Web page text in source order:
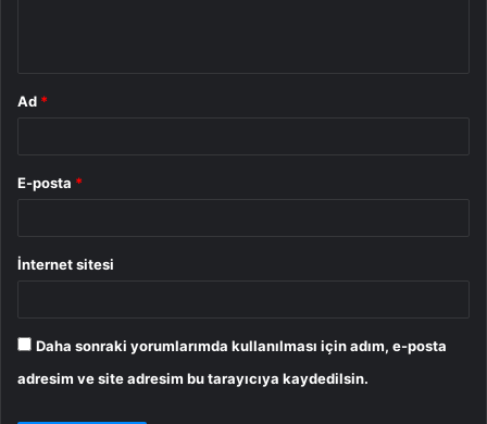
Ad *
E-posta *
İnternet sitesi
Daha sonraki yorumlarımda kullanılması için adım, e-posta
adresim ve site adresim bu tarayıcıya kaydedilsin.